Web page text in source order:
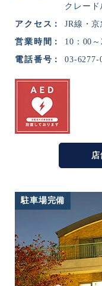
クレード
アクセス
JR線・
営業時間
10：00
電話番号
03-6277-
店
駐車場完備